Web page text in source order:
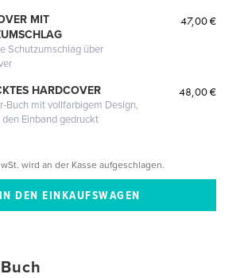
MIT
Schutzumschlag über
47,00 €
HARDCOVER
Buch mit vollfarbigem Design,
Einband gedruckt
48,00 €
wird an der Kasse aufgeschlagen.